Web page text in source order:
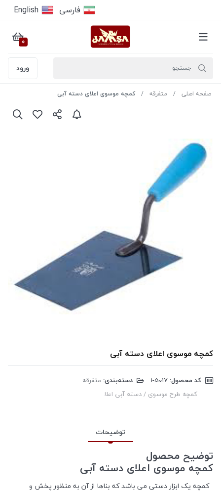
فارسى English
0
ورود
صفحه اصلی متفرقه کمچه موسوی اعلای دسته آبی
کمچه موسوی اعلای دسته آبی
کد محصول: دسته‌بندی: متفرقه
کمچه طرح موسوی / دسته آبی اعلا
توضیحات
توضیح محصول
کمچه موسوی اعلای دسته آبی
کمچه یک ابزار دستی می باشد که بناها از آن به‌ منظور پخش و